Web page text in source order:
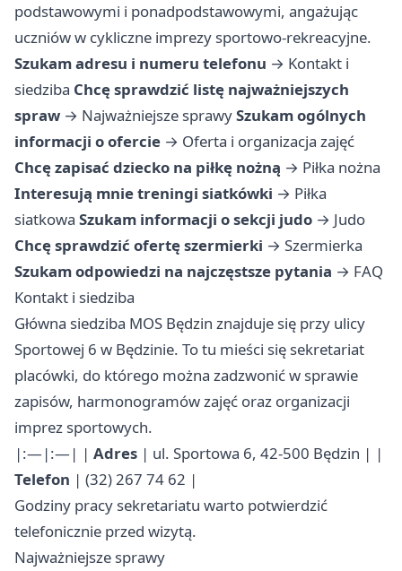
podstawowymi i ponadpodstawowymi, angażując
uczniów w cykliczne imprezy sportowo-rekreacyjne.
Szukam adresu i numeru telefonu → Kontakt i
siedziba Chcę sprawdzić listę najważniejszych
spraw → Najważniejsze sprawySzukam ogólnych
informacji o ofercie → Oferta i organizacja zajęć
Chcę zapisać dziecko na piłkę nożną → Piłka nożna
Interesują mnie treningi siatkówki → Piłka
siatkowa Szukam informacji o sekcji judo → Judo
Chcę sprawdzić ofertę szermierki → Szermierka
Szukam odpowiedzi na najczęstsze pytania → FAQ
Kontakt i siedziba
Główna siedziba MOS Będzin znajduje się przy ulicy
Sportowej 6 w Będzinie. To tu mieści się sekretariat
placówki, do którego można zadzwonić w sprawie
zapisów, harmonogramów zajęć oraz organizacji
imprez sportowych.
|:—|:—| | Adres | ul. Sportowa 6, 42-500 Będzin | |
Telefon | (32) 267 74 62 |
Godziny pracy sekretariatu warto potwierdzić
telefonicznie przed wizytą.
Najważniejsze sprawy